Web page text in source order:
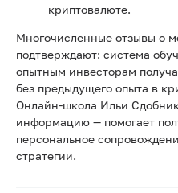
криптовалюте.
Многочисленные отзывы о
подтверждают: система
опытным инвесторам
без предыдущего опыта в
Онлайн-школа Ильи
информацию — помогает
персональное
стратегии.